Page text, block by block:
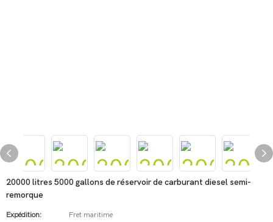
20000 litres 5000 gallons de réservoir de carburant diesel semi-
remorque
Expédition: Fret maritime